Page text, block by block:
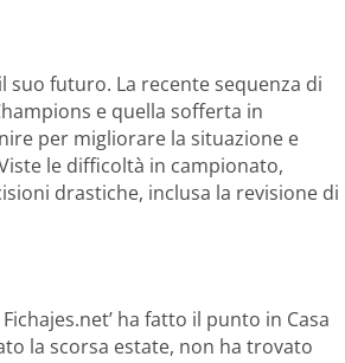
futuro. La recente sequenza di
e quella sofferta in
per migliorare la situazione e
le difficoltà in campionato,
drastiche, inclusa la revisione di
ha fatto il punto in Casa
la scorsa estate, non ha trovato